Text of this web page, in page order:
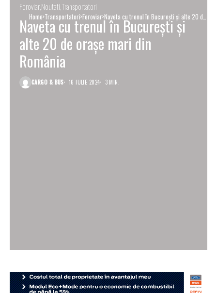
Home Transportatori Feroviar Naveta cu trenul în București și alte 20 de
orașe mari din România
FeroviarNoutati Transportatori
Naveta cu trenul în București și
alte 20 de orașe mari din
România
CARGO & BUS 16 IULIE 2024 3 MIN.